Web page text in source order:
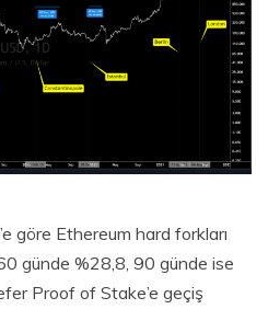
göre Ethereum hard forkları
günde %28,8, 90 günde ise
Proof of Stake’e geçiş